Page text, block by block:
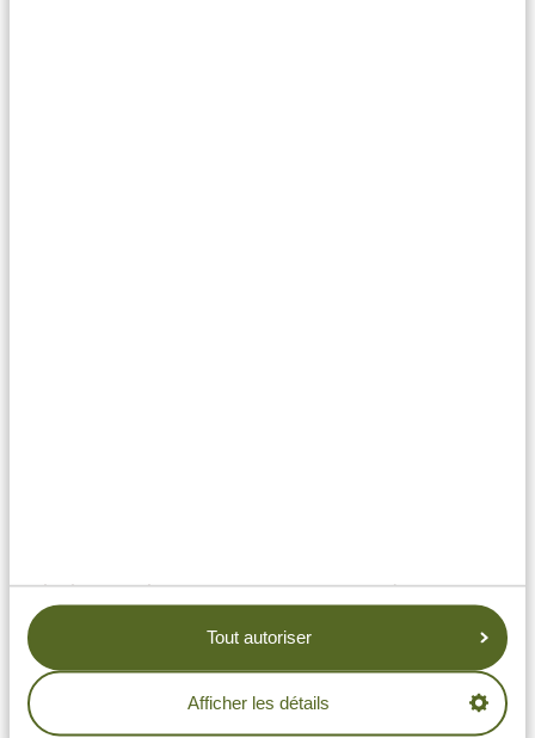
Tout autoriser
Afficher les détails
principaux points forts est que nous ne dépendons
pas des agences locales puisque nous avons notre
propre bureau et notre propre équipe à Arusha ainsi
que nos propres véhicules de safari et guides. Nous
organisons et contrôlons l’ensemble du voyage de A à